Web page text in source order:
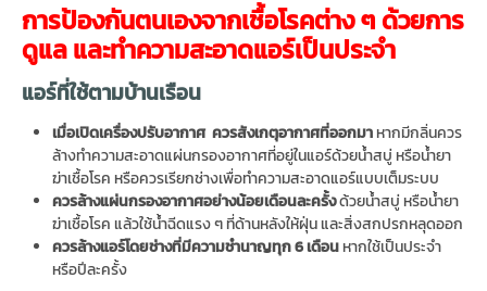
การป้องกันตนเองจากเชื้อโรคต่าง ๆ ด้วยการ
ดูแล และทำความสะอาดแอร์เป็นประจำ
แอร์ที่ใช้ตามบ้านเรือน
เมื่อเปิดเครื่องปรับอากาศ ควรสังเกตุอากาศที่ออกมา หากมีกลิ่นควร
ล้างทำความสะอาดแผ่นกรองอากาศที่อยู่ในแอร์ด้วยน้ำสบู่ หรือน้ำยา
ฆ่าเชื้อโรค หรือควรเรียกช่างเพื่อทำความสะอาดแอร์แบบเต็มระบบ
ควรล้างแผ่นกรองอากาศอย่างน้อยเดือนละครั้งด้วยน้ำสบู่ หรือน้ำยา
ฆ่าเชื้อโรค แล้วใช้น้ำฉีดแรง ๆ ที่ด้านหลังให้ฝุ่น และสิ่งสกปรกหลุดออก
ควรล้างแอร์โดยช่างที่มีความชำนาญทุก 6 เดือน หากใช้เป็นประจำ
หรือปีละครั้ง